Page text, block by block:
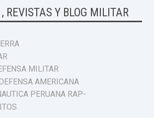
, REVISTAS Y BLOG MILITAR
MILITAR
AMERICANA
PERUANA RAP-